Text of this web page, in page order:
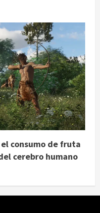
consumo de fruta
cerebro humano